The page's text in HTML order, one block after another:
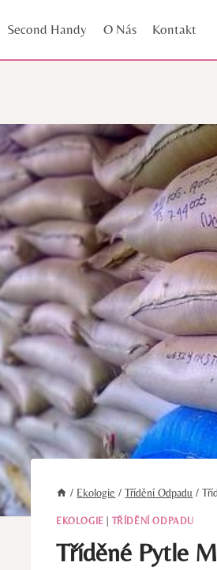
Second Handy O Nás Kontakt
/ Ekologie / Třídění Odpadu /
EKOLOGIE TŘÍDĚNÍ ODPADU
Tříděné Pytle